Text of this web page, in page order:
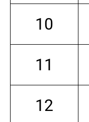
10
11
12